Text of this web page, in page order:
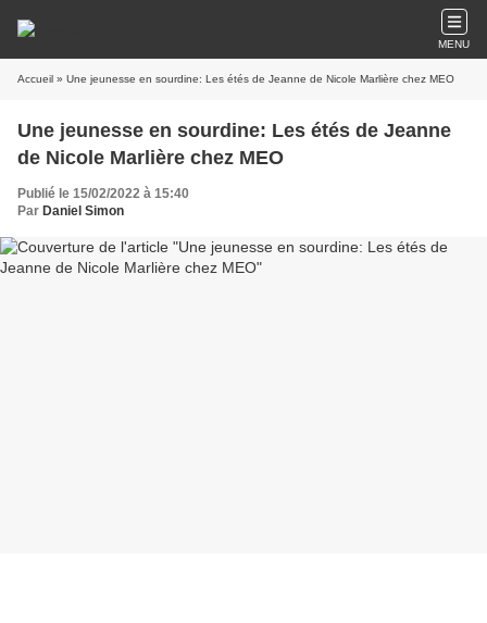
MENU
Accueil » Une jeunesse en sourdine: Les étés de Jeanne de Nicole Marlière chez MEO
Une jeunesse en sourdine: Les étés de Jeanne
de Nicole Marlière chez MEO
Publié le 15/02/2022 à 15:40
Par Daniel Simon